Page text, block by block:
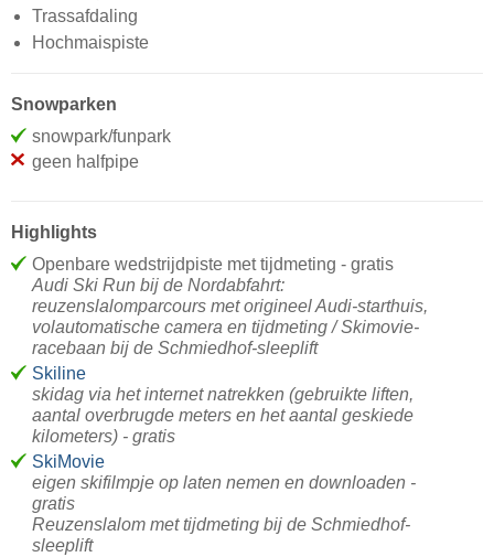
Trassafdaling
Hochmaispiste
Snowparken
snowpark/funpark
geen halfpipe
Highlights
Openbare wedstrijdpiste met tijdmeting - gratis
Audi Ski Run bij de Nordabfahrt:
reuzenslalomparcours met origineel Audi-starthuis,
volautomatische camera en tijdmeting / Skimovie-
racebaan bij de Schmiedhof-sleeplift
Skiline
skidag via het internet natrekken (gebruikte liften,
aantal overbrugde meters en het aantal geskiede
kilometers) - gratis
SkiMovie
eigen skifilmpje op laten nemen en downloaden -
gratis
Reuzenslalom met tijdmeting bij de Schmiedhof-
sleeplift